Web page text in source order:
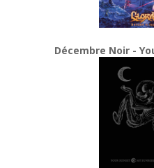
Décembre Noir -